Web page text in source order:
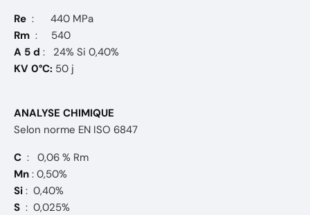
Re : 440 MPa
Rm : 540
A 5 d : 24% Si 0,40%
KV 0°C: 50 j
ANALYSE CHIMIQUE
Selon norme EN ISO 6847
C : 0,06 % Rm
Mn : 0,50%
Si : 0,40%
S : 0,025%